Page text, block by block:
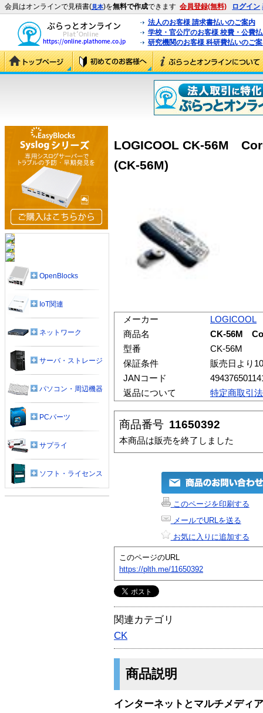
会員はオンラインで見積書(見本)を無料で作成できます 会員登録(無料) ログイン
法人のお客様 請求書払いのご案内
学校・官公庁のお客様 校費・公費
研究機関のお客様 科研費払いのご
LOGICOOL CK-56M
(CK-56M)
メーカー
LOGICOOL
商品名
CK-56M
型番
CK-56M
保証条件
販売日より
JANコード
返品について
特定商取引
商品番号 11650392
本商品は販売を終了しました
このページを印刷する
メールでURLを送る
お気に入りに追加する
このページのURL
https://plth.me/11650392
関連カテゴリ
CK
商品説明
インターネットとマルチメディ
OpenBlocks
IoT関連
ネットワーク
サーバ・ストレージ
パソコン・周辺機器
PCパーツ
サプライ
ソフト・ライセンス